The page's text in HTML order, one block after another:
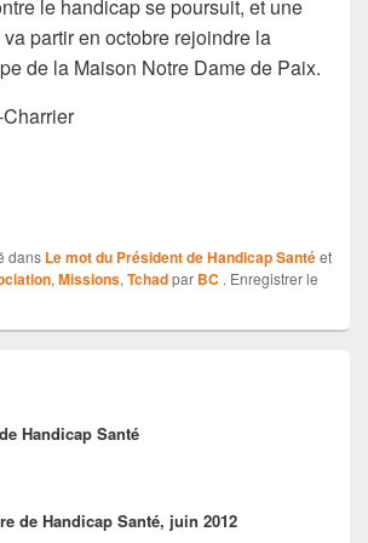
le handicap se poursuit, et une
partir en octobre rejoindre la
de la Maison Notre Dame de Paix.
dans Le mot du Président de Handicap Santéet
, Missions, Tchadpar BC . Enregistrer le
:
Handicap Santé
de Handicap Santé, juin 2012